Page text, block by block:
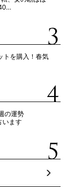
トを購入！春気
の運勢
います